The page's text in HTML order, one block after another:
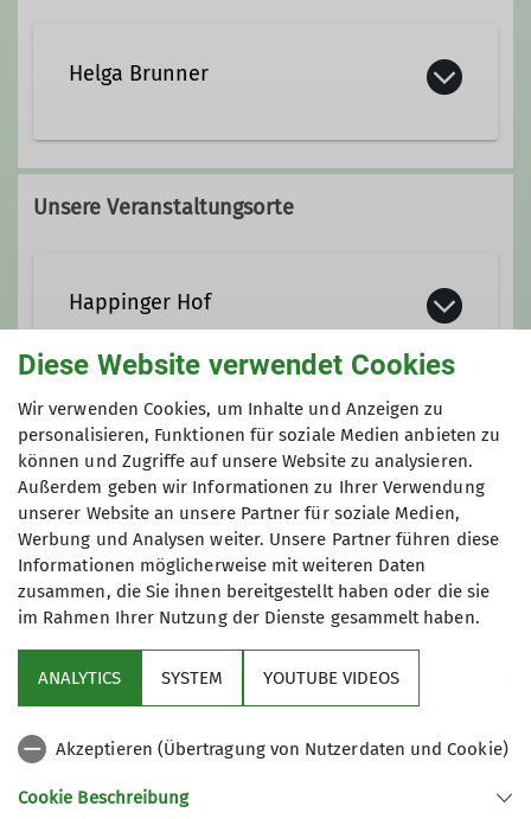
Helga Brunner
+49 8035 5959
Kontakt aufnehmen
Ämter
Beirat Tourenreferent*in
Unsere Veranstaltungsorte
Happinger Hof
https://www.happingerhof.de/
Happinger Strasse 23 - 25
83026 Rosenheim
Anmeldung
Wir veröffentlichen dies im OVB und auf
unserer Homepage, bitte rechtzeitig melden
bei Helga Brunner.
Anfrage senden
Sektion
Diese Website verwendet Cookies
Wir verwenden Cookies, um Inhalte und Anzeigen zu
personalisieren, Funktionen für soziale Medien anbieten zu
können und Zugriffe auf unsere Website zu analysieren.
Außerdem geben wir Informationen zu Ihrer Verwendung
unserer Website an unsere Partner für soziale Medien,
Werbung und Analysen weiter. Unsere Partner führen diese
Informationen möglicherweise mit weiteren Daten
zusammen, die Sie ihnen bereitgestellt haben oder die sie
im Rahmen Ihrer Nutzung der Dienste gesammelt haben.
ANALYTICS SYSTEM YOUTUBE VIDEOS
Akzeptieren (Übertragung von Nutzerdaten und Cookie)
Cookie Beschreibung